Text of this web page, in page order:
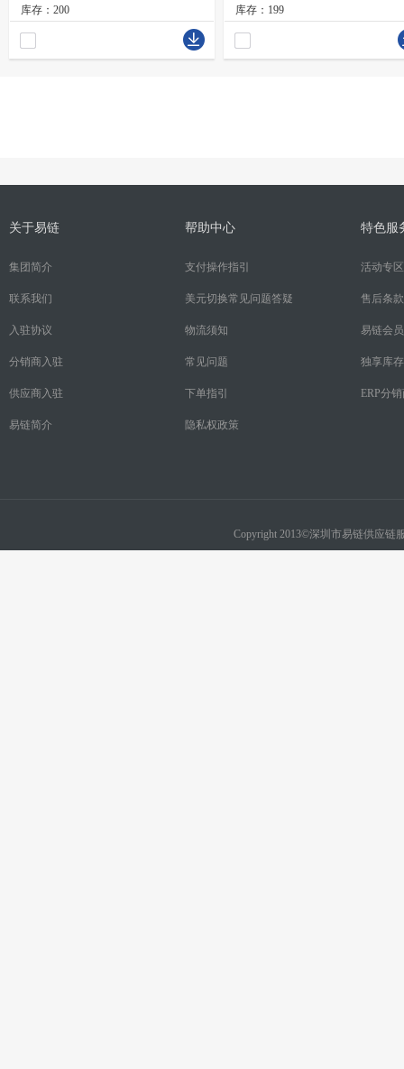
库存：200 库存：199
关于易链
集团简介
联系我们
入驻协议
分销商入驻
供应商入驻
易链简介
帮助中心
支付操作指引
美元切换常见问题答疑
物流须知
常见问题
下单指引
隐私权政策
特色服
活动专区
售后条款
易链会
独享库
ERP分
Copyright 2013©深圳市易链供应链